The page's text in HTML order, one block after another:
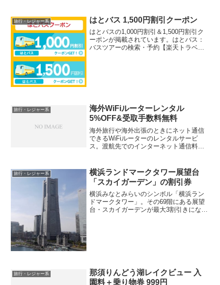
旅行・レジャー系 はとバス 1,500円割引クーポン
はとバスの1,000円割引＆1,500円割引ク
ーポンが掲載されています。はとバス：
バスツアーの検索・予約【楽天トラベ
旅行・レジャー系
海外WiFiルーターレンタル
5%OFF&受取手数料無料
海外旅行や海外出張のときにネット通信
できるWiFiルーターのレンタルサービ
ス。渡航先でのインターネット通信料金
しまうことも結構多いです。しかし、こ
ちら↓から申し込むと、...
旅行・レジャー系
横浜ランドマークタワー展望台
「スカイガーデン」の割引券
横浜みなとみらいのシンボル「横浜ラン
ドマークタワー」。その69階にある展望
台・スカイガーデンが最大3割引きになる
旅行・レジャー系
那須りんどう湖レイクビュー 入
園料＋乗り物券 999円